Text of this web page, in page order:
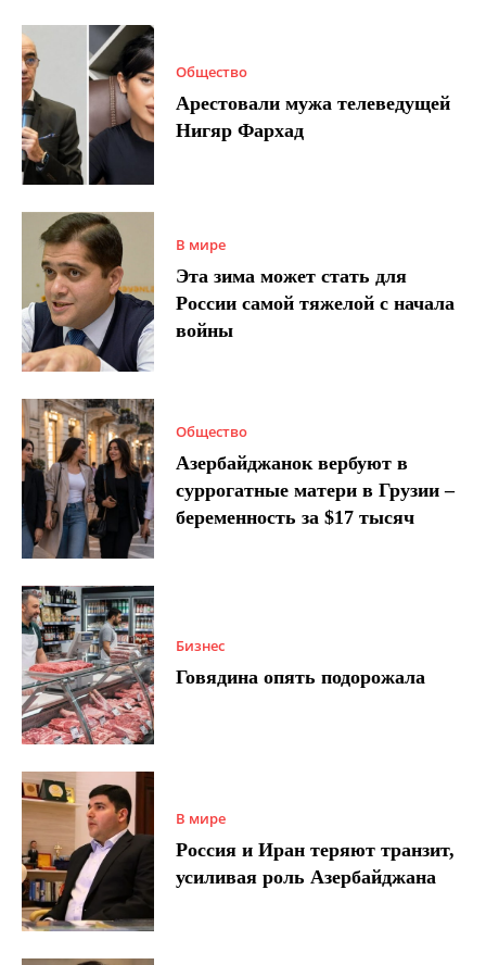
Общество
Арестовали мужа телеведущей
Нигяр Фархад
В мире
Эта зима может стать для
России самой тяжелой с начала
войны
Общество
Азербайджанок вербуют в
суррогатные матери в Грузии –
беременность за $17 тысяч
Бизнес
Говядина опять подорожала
В мире
Россия и Иран теряют транзит,
усиливая роль Азербайджана